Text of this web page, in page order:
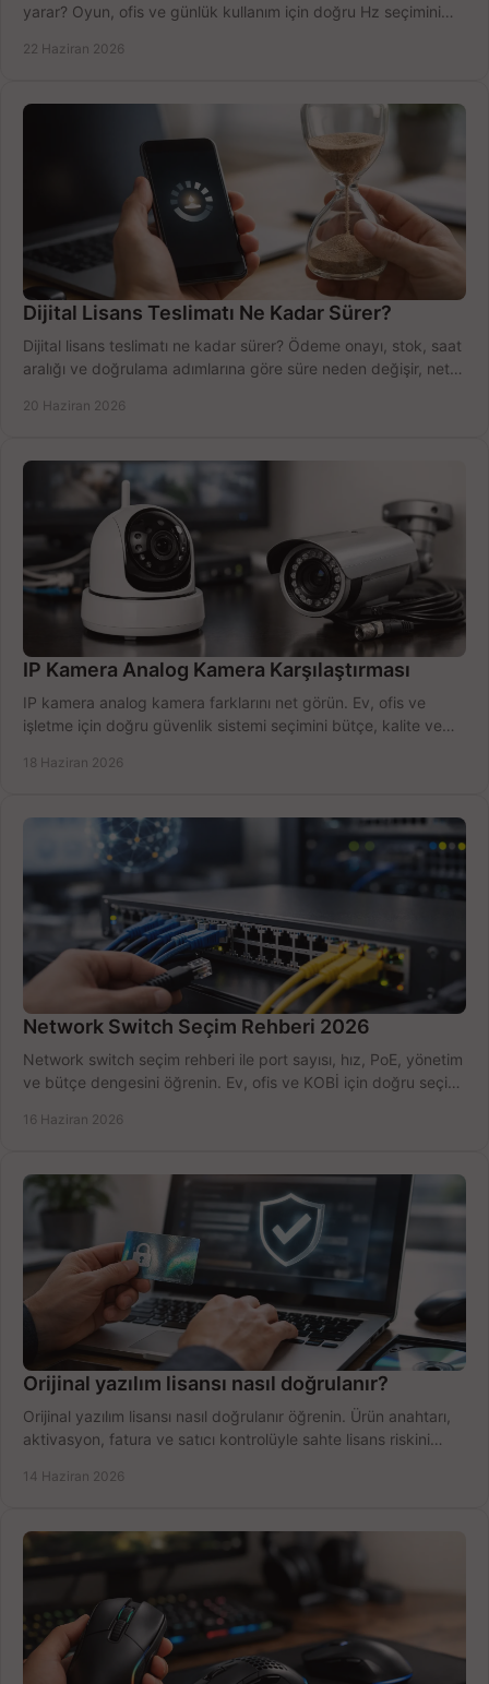
yarar? Oyun, ofis ve günlük kullanım için doğru Hz seçimini
22 Haziran 2026
Dijital Lisans Teslimatı Ne Kadar Sürer?
Dijital lisans teslimatı ne kadar sürer? Ödeme onayı, stok, saat
aralığı ve doğrulama adımlarına göre süre neden değişir, net
20 Haziran 2026
IP Kamera Analog Kamera Karşılaştırması
IP kamera analog kamera farklarını net görün. Ev, ofis ve
işletme için doğru güvenlik sistemi seçimini bütçe, kalite ve
18 Haziran 2026
Network Switch Seçim Rehberi 2026
Network switch seçim rehberi ile port sayısı, hız, PoE, yönetim
ve bütçe dengesini öğrenin. Ev, ofis ve KOBİ için doğru seçimi
16 Haziran 2026
Orijinal yazılım lisansı nasıl doğrulanır?
Orijinal yazılım lisansı nasıl doğrulanır öğrenin. Ürün anahtarı,
aktivasyon, fatura ve satıcı kontrolüyle sahte lisans riskini
14 Haziran 2026